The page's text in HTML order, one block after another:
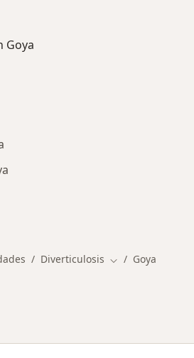
Goya
Diverticulosis Cambiar de ciudad
Goya